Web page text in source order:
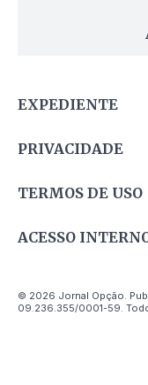
EXPEDIENTE
PRIVACIDADE
TERMOS DE USO
ACESSO
© 2026 Jornal Opção.
09.236.355/0001-59.